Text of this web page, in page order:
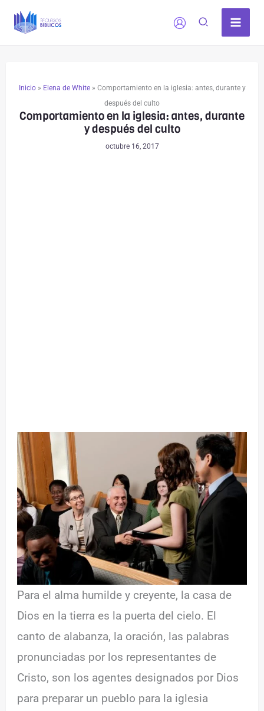
Inicio» Elena de White» Comportamiento en la iglesia: antes, durante y
después del culto
Comportamiento en la iglesia: antes, durante
y después del culto
octubre 16, 2017
Para el alma humilde y creyente, la casa de
Dios en la tierra es la puerta del cielo. El
canto de alabanza, la oración, las palabras
pronunciadas por los representantes de
Cristo, son los agentes designados por Dios
para preparar un pueblo para la iglesia